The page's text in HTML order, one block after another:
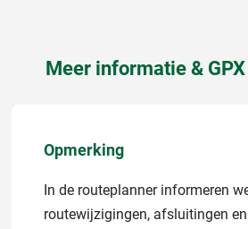
Meer informatie &
Opmerking
In de routeplanner informeren
routewijzigingen, afsluitingen